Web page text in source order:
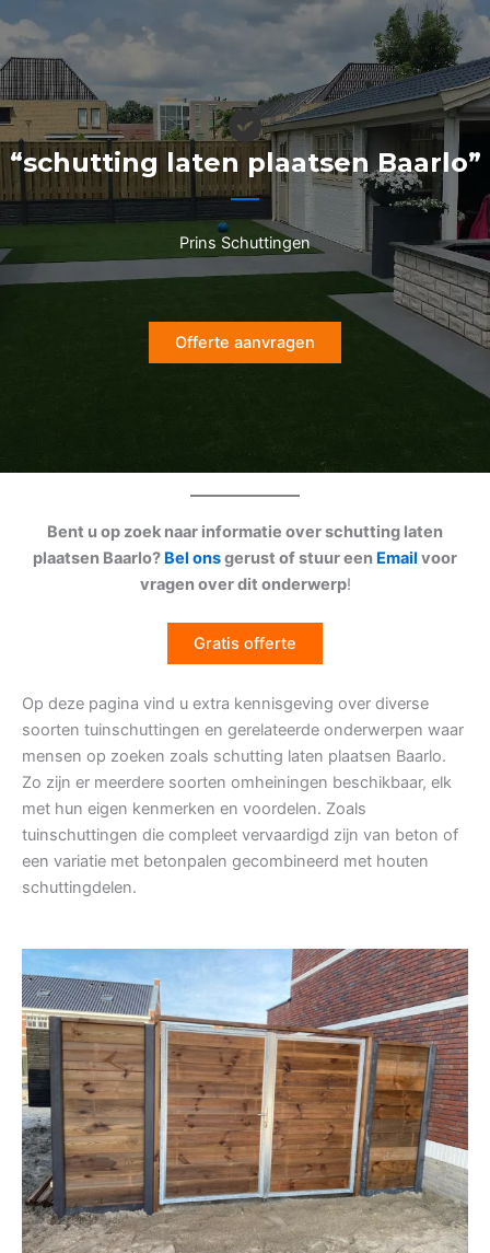
naar
de
inhoud
“schutting laten plaatsen Baarlo”
Prins Schuttingen
Offerte aanvragen
Bent u op zoek naar informatie over schutting laten
plaatsen Baarlo? Bel onsgerust of stuur een Email voor
vragen over dit onderwerp!
Gratis offerte
Op deze pagina vind u extra kennisgeving over diverse
soorten tuinschuttingen en gerelateerde onderwerpen waar
mensen op zoeken zoals schutting laten plaatsen Baarlo.
Zo zijn er meerdere soorten omheiningen beschikbaar, elk
met hun eigen kenmerken en voordelen. Zoals
tuinschuttingen die compleet vervaardigd zijn van beton of
een variatie met betonpalen gecombineerd met houten
schuttingdelen.